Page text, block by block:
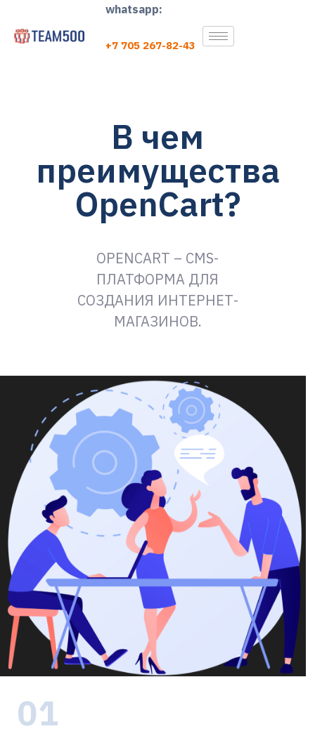
whatsapp:
+7 705 267-82-43
В чем
преимущества
OpenCart?
OPENCART – CMS-
ПЛАТФОРМА ДЛЯ
СОЗДАНИЯ ИНТЕРНЕТ-
МАГАЗИНОВ.
01